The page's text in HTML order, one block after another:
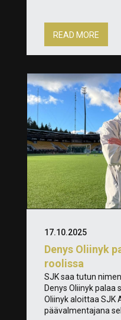
READ MORE
Denys Oliinyk
roolissa
17.10.2025
SJK saa tutun
Denys Oliinyk palaa
Oliinyk aloittaa SJK
päävalmentajana